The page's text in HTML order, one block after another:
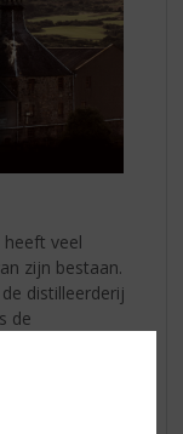
heeft veel
zijn bestaan.
distilleerderij
de